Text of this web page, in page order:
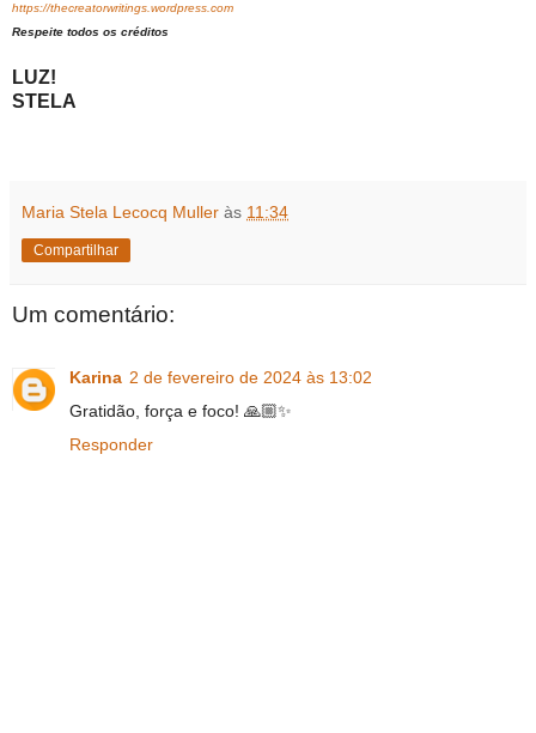
https://thecreatorwritings.wordpress.com
Respeite todos os créditos
LUZ!
STELA
Maria Stela Lecocq Muller às 11:34
Compartilhar
Um comentário:
Karina 2 de fevereiro de 2024 às 13:02
Gratidão, força e foco! 🙏🏼✨
Responder